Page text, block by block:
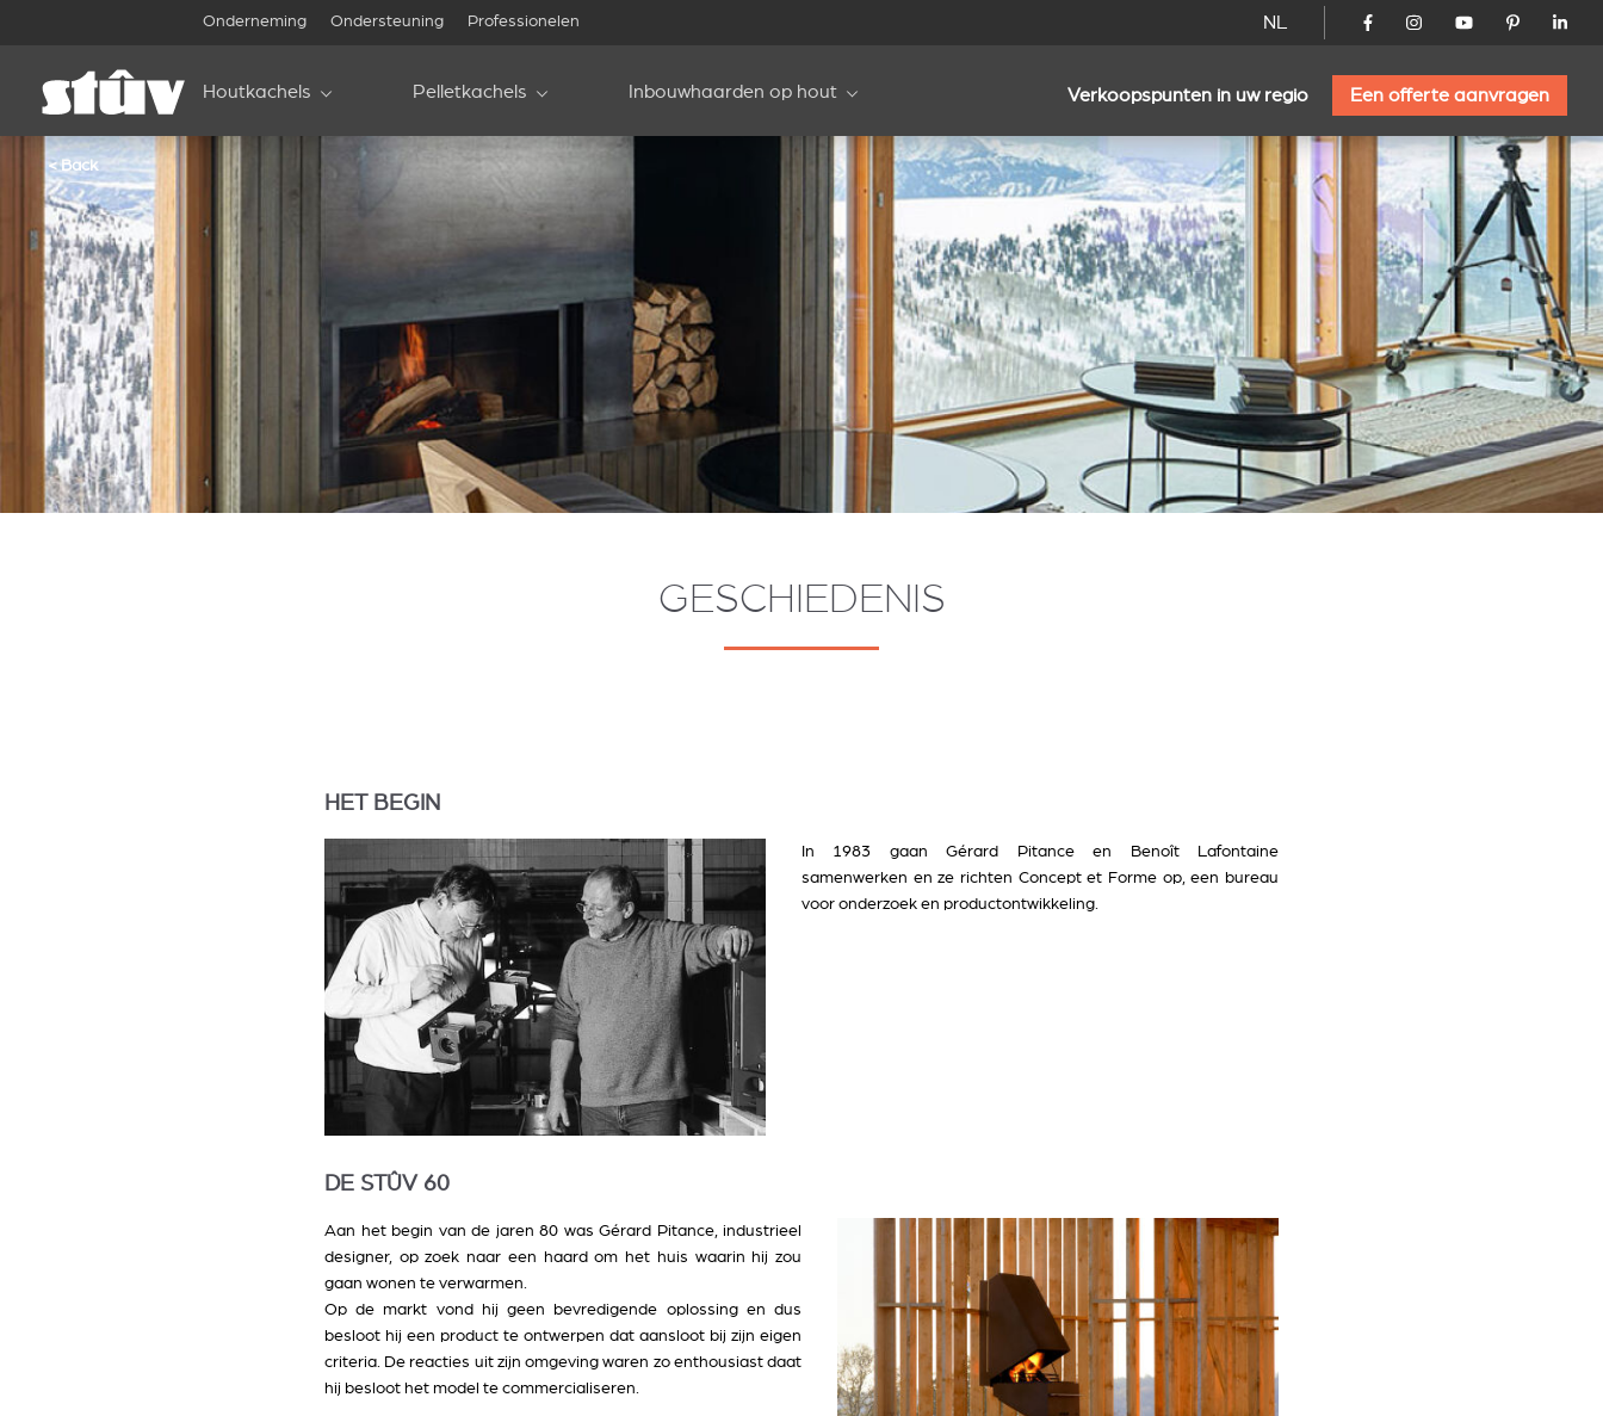
Onderneming Ondersteuning Professionelen NL
Houtkachels Pelletkachels Inbouwhaarden op hout Verkoopspunten in uw regio Een offerte aanvragen
< Back
GESCHIEDENIS
HET BEGIN
In 1983 gaan Gérard Pitance en Benoît Lafontaine
samenwerken en ze richten Concept et Forme op, een bureau
voor onderzoek en productontwikkeling.
DE STÛV 60
Aan het begin van de jaren 80 was Gérard Pitance, industrieel
designer, op zoek naar een haard om het huis waarin hij zou
gaan wonen te verwarmen.
Op de markt vond hij geen bevredigende oplossing en dus
besloot hij een product te ontwerpen dat aansloot bij zijn eigen
criteria. De reacties uit zijn omgeving waren zo enthousiast daat
hij besloot het model te commercialiseren.